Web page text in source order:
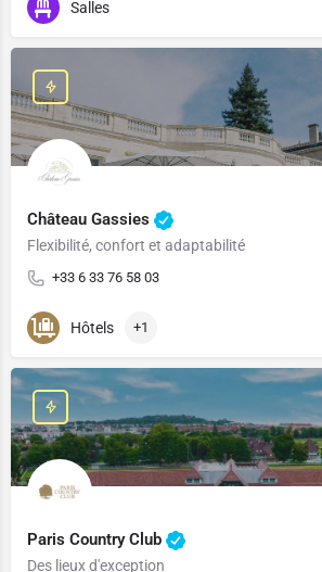
Salles
Château Gassies
Flexibilité, confort et adaptabilité
+33 6 33 76 58 03
Hôtels +1
Paris Country Club
Des lieux d'exception